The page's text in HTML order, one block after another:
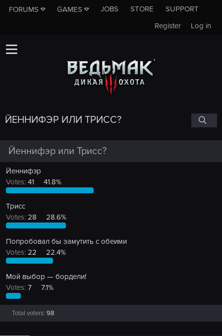
FORUMS GAMES JOBS STORE
SUPPORT
Log in
Register
ЙЕННИФЭР ИЛИ ТРИСС?
Йеннифэр или Трисс?
Йеннифэр
Votes: 41 41.8%
Трисс
Votes: 28 28.6%
Попробовал бы замутить с обеими
Votes: 22 22.4%
Мой выбор — бордели!
Votes: 7 7.1%
Total voters 98